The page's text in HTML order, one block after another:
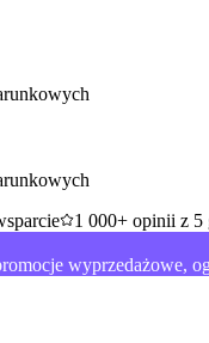
1 000+ opinii z 5
wyprzedażowe,